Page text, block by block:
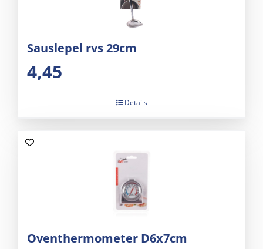
Sauslepel rvs 29cm
4,45
Details
Oventhermometer D6x7cm